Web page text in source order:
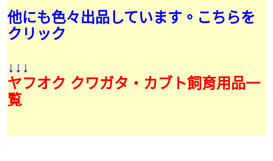
他にも色々出品しています。こちらを
クリック
↓↓↓
ヤフオク クワガタ・カブト飼育用品一
覧